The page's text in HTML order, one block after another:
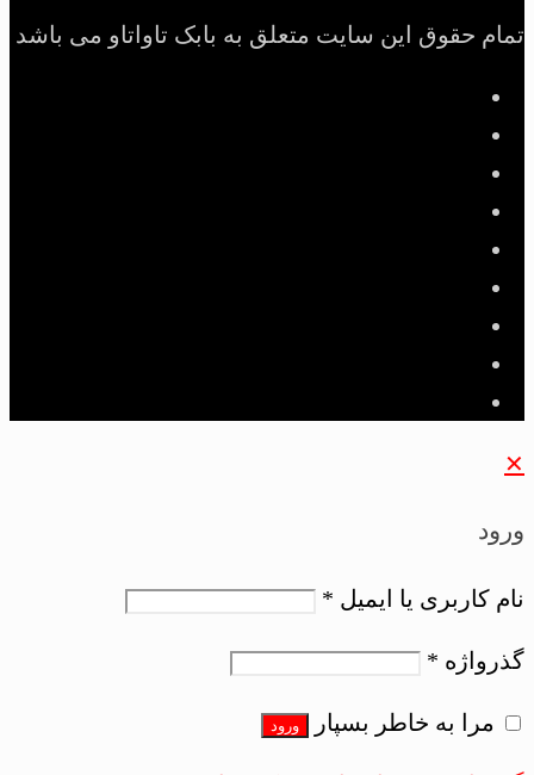
تمام حقوق این سایت متعلق به بابک تاواتاو می باشد
✕
ورود
نام کاربری یا ایمیل *
گذرواژه *
مرا به خاطر بسپار ورود